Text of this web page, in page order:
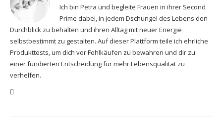
Ich bin Petra und begleite Frauen in ihrer Second
Prime dabei, in jedem Dschungel des Lebens den
Durchblick zu behalten und ihren Alltag mit neuer Energie
selbstbestimmt zu gestalten. Auf dieser Plattform teile ich ehrliche
Produkttests, um dich vor Fehlkäufen zu bewahren und dir zu
einer fundierten Entscheidung für mehr Lebensqualität zu
verhelfen.